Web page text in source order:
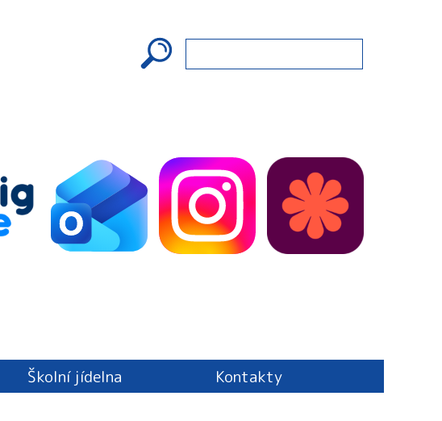
Školní jídelna Kontakty